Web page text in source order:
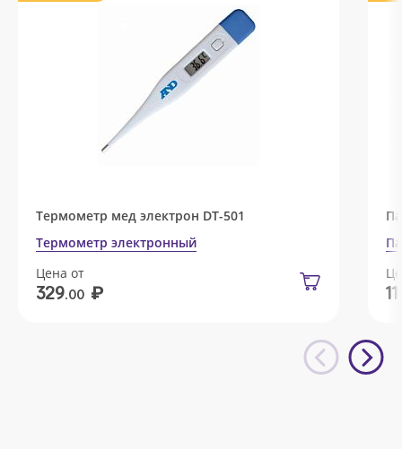
Термометр мед электрон DT-501
Термометр электронный
Цена от
329.00 ₽ 11